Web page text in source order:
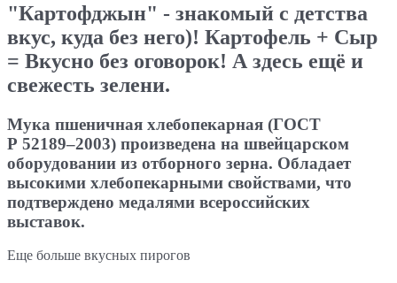
"Картофджын" - знакомый с детства
вкус, куда без него)! Картофель + Сыр
= Вкусно без оговорок! А здесь ещё и
свежесть зелени.
Мука пшеничная хлебопекарная (ГОСТ
Р 52189–2003) произведена на швейцарском
оборудовании из отборного зерна. Обладает
высокими хлебопекарными свойствами, что
подтверждено медалями всероссийских
выставок.
Еще больше вкусных пирогов